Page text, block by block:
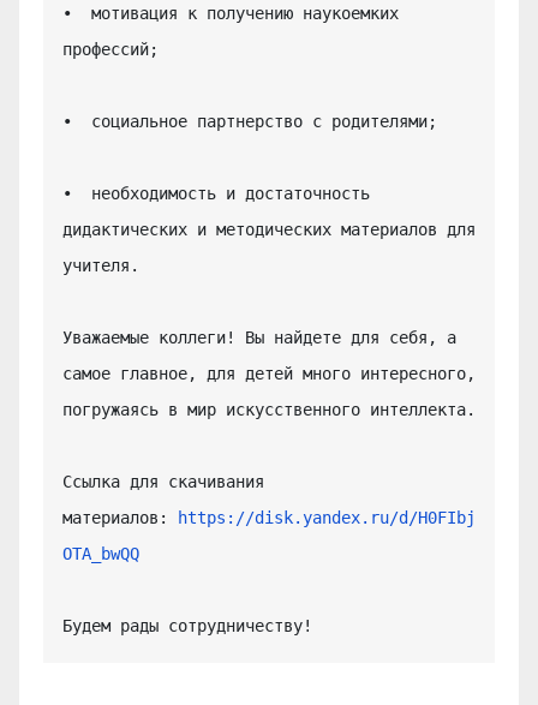
•  мотивация к получению наукоемких
профессий;
•  социальное партнерство с родителями;
•  необходимость и достаточность
дидактических и методических материалов для
учителя.
Уважаемые коллеги! Вы найдете для себя, а
самое главное, для детей много интересного,
погружаясь в мир искусственного интеллекта.
Ссылка для скачивания
материалов:
https://disk.yandex.ru/d/H0FIbj
OTA_bwQQ
Будем рады сотрудничеству!